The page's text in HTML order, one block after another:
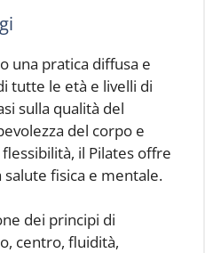
una pratica diffusa e
tutte le età e livelli di
sulla qualità del
del corpo e
il Pilates offre
fisica e mentale.
dei principi di
centro, fluidità,